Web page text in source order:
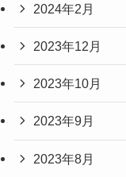
2024年2月
2023年12月
2023年10月
2023年9月
2023年8月